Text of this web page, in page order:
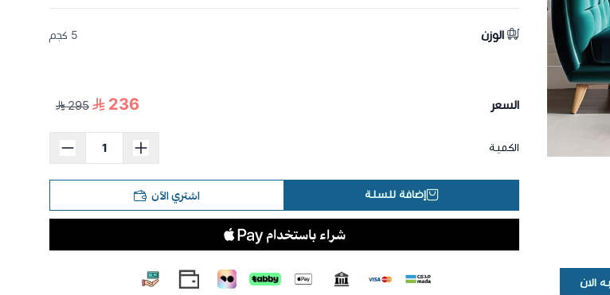
الان
الوزن 5 كجم
السعر 236
295
الكمية
إضافة للسلة اشتري الآن